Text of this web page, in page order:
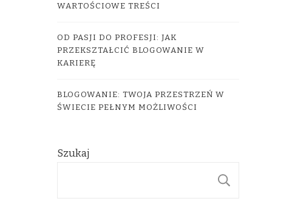
WARTOŚCIOWE TREŚCI
OD PASJI DO PROFESJI: JAK
PRZEKSZTAŁCIĆ BLOGOWANIE W
KARIERĘ
BLOGOWANIE: TWOJA PRZESTRZEŃ W
ŚWIECIE PEŁNYM MOŻLIWOŚCI
Szukaj